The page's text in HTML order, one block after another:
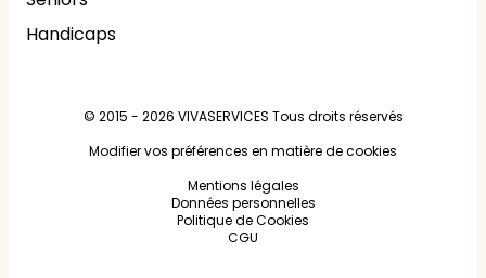
Handicaps
© 2015 - 2026 VIVASERVICES Tous droits réservés
Modifier vos préférences en matière de cookies
Mentions légales
Données personnelles
Politique de Cookies
CGU